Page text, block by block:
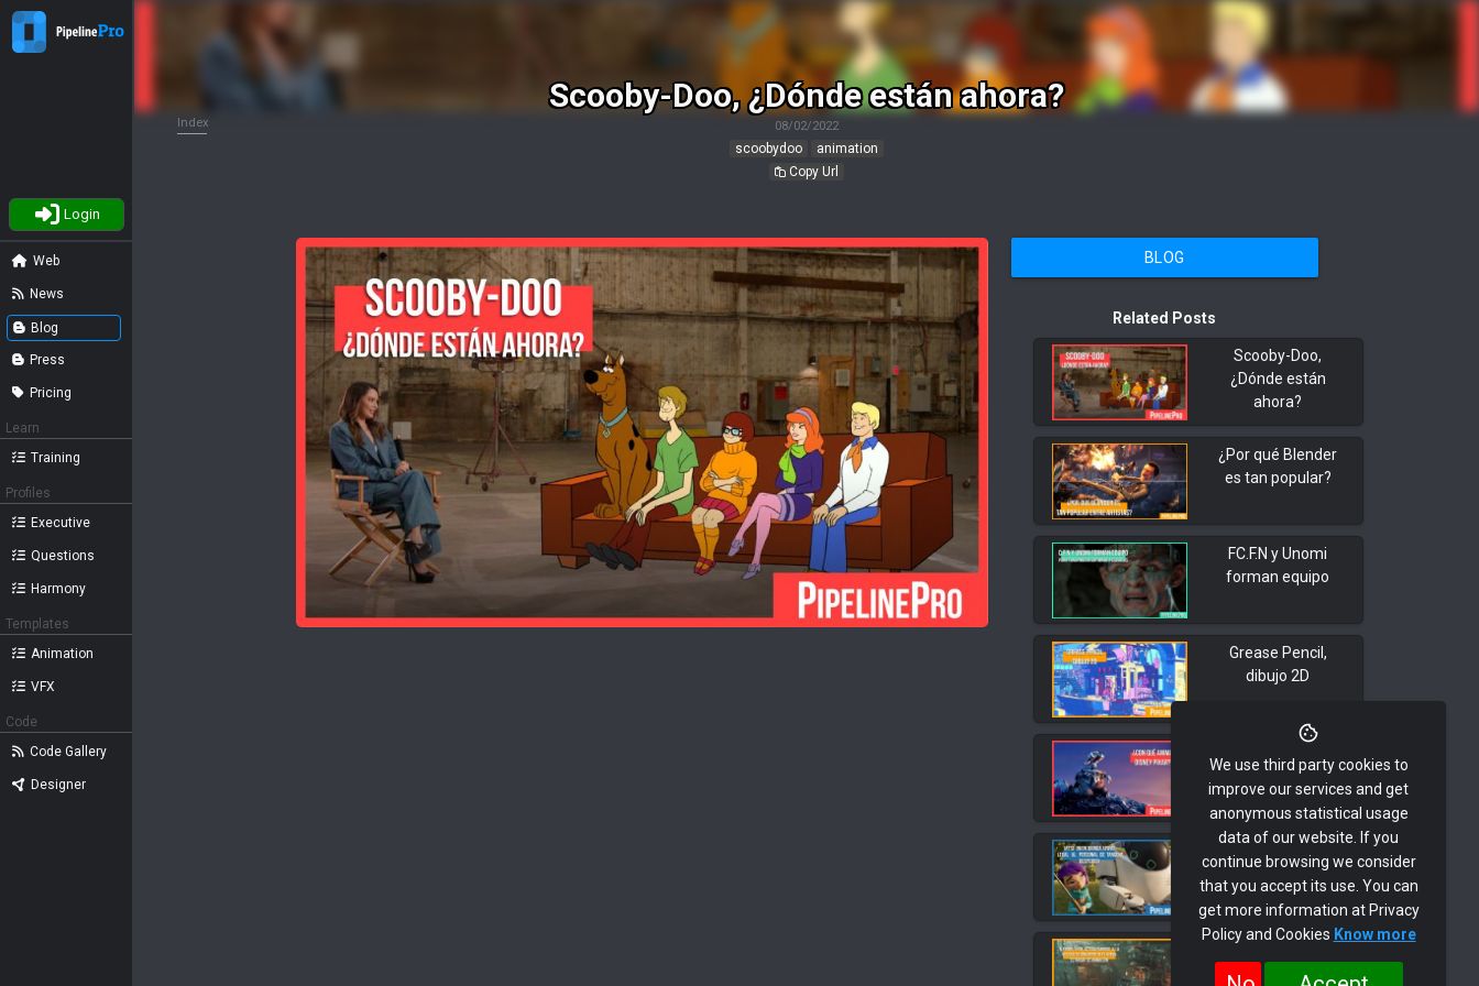
Login
Web
News
Blog
Press
Pricing
Learn
Training
Profiles
Executive
Questions
Harmony
Templates
Animation
VFX
Code
Code Gallery
Designer
We use third party cookies to
improve our services and get
anonymous statistical usage
data of our website. If you
continue browsing we consider
that you accept its use. You can
get more information at Privacy
Policy and Cookies Know more
Scooby-Doo, ¿Dónde están ahora?
08/02/2022
scoobydoo
animation
Copy Url
Index
BLOG
Related Posts
Scooby-Doo,
¿Dónde están
ahora?
¿Por qué Blender
es tan popular?
FC.F.N y Unomi
forman equipo
Grease Pencil,
dibujo 2D
Disney Pixar?
despedidos de
Tangent